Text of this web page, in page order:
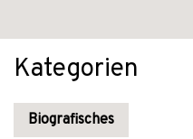
Kategorien
Biografisches